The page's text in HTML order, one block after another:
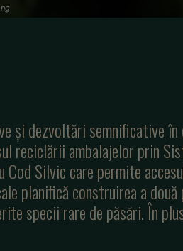
și dezvoltări semnificative în
reciclării ambalajelor prin
Cod Silvic care permite
planifică construirea a
specii rare de păsări. În